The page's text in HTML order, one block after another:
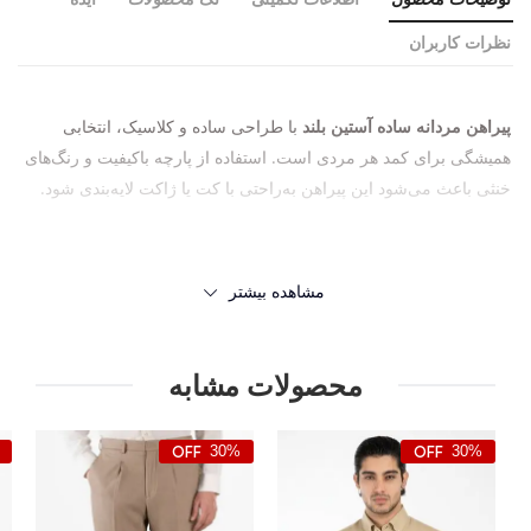
نظرات کاربران
پیراهن مردانه ساده آستین بلند با طراحی ساده و کلاسیک، انتخابی
همیشگی برای کمد هر مردی است. استفاده از پارچه باکیفیت و رنگ‌های
خنثی باعث می‌شود این پیراهن به‌راحتی با کت یا ژاکت لایه‌بندی شود.
مشاهده بیشتر
محصولات مشابه
30%
30%